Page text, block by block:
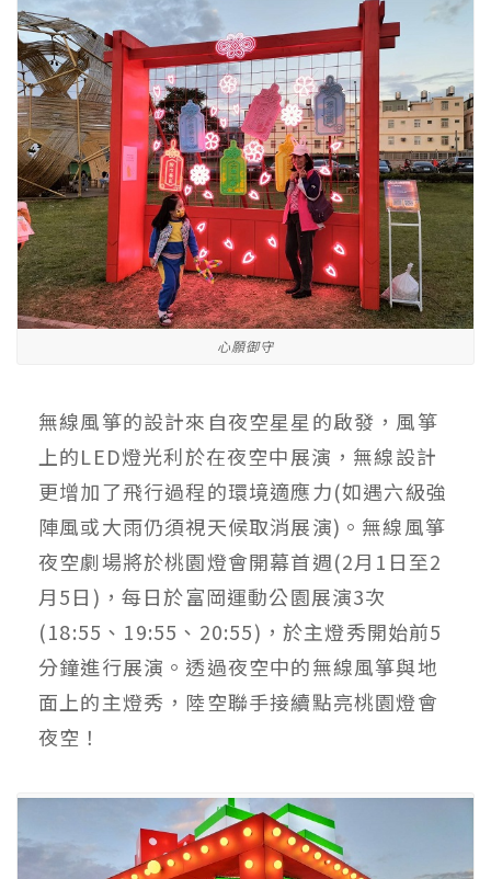
心願御守
無線風箏的設計來自夜空星星的啟發，風箏
上的LED燈光利於在夜空中展演，無線設計
更增加了飛行過程的環境適應力(如遇六級強
陣風或大雨仍須視天候取消展演)。無線風箏
夜空劇場將於桃園燈會開幕首週(2月1日至2
月5日)，每日於富岡運動公園展演3次
(18:55、19:55、20:55)，於主燈秀開始前5
分鐘進行展演。透過夜空中的無線風箏與地
面上的主燈秀，陸空聯手接續點亮桃園燈會
夜空！